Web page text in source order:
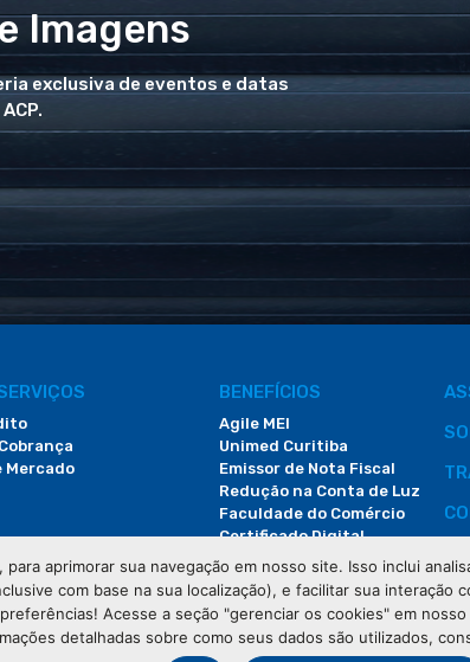
Imagens
exclusiva de eventos e datas
Mercado
BENEFÍCIOS
Agile MEI
Unimed Curitiba
Emissor de Nota Fiscal
Redução na Conta de Luz
Faculdade do Comércio
Certificado Digital
aprimorar sua navegação em nosso site. Isso inclui
com base na sua localização), e facilitar sua interação
Acesse a seção "gerenciar os cookies" em
detalhadas sobre como seus dados são utilizados,